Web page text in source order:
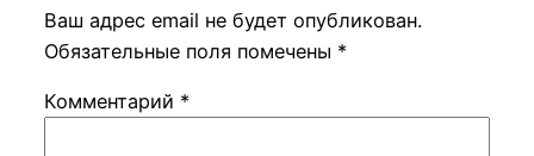
Ваш адрес email не будет опубликован.
Обязательные поля помечены *
Комментарий *